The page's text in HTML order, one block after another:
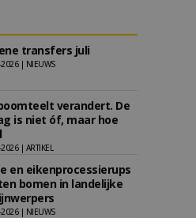
transfers juli
2026 | NIEUWS
verandert. De
is niet óf, maar hoe
| ARTIKEL
en eikenprocessierups
bomen in landelijke
2026 | NIEUWS